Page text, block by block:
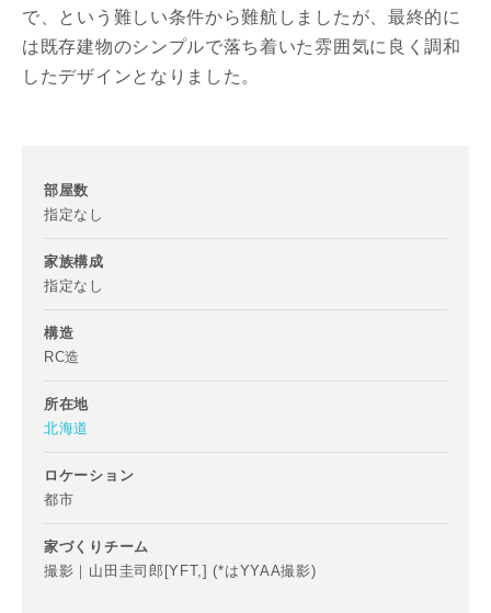
で、という難しい条件から難航しましたが、最終的に
は既存建物のシンプルで落ち着いた雰囲気に良く調和
したデザインとなりました。
部屋数
指定なし
家族構成
指定なし
構造
RC造
所在地
北海道
ロケーション
都市
家づくりチーム
撮影｜山田圭司郎[YFT,] (*はYYAA撮影)
お名前
ご住所
郵便番号
都道府県